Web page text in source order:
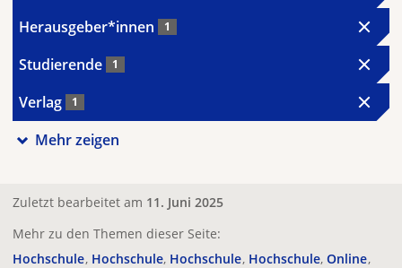
Herausgeber*innen 1
Studierende 1
Verlag 1
Mehr zeigen
Zuletzt bearbeitet am 11. Juni 2025
Mehr zu den Themen dieser Seite:
Hochschule Hochschule Hochschule Hochschule Online